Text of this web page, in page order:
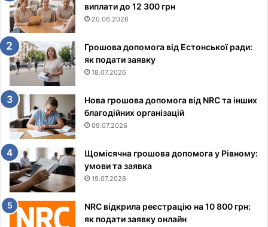
виплати до 12 300 грн
20.06.2026
Грошова допомога від Естонської ради:
як подати заявку
18.07.2026
Нова грошова допомога від NRC та інших
благодійних організацій
09.07.2026
Щомісячна грошова допомога у Рівному:
умови та заявка
19.07.2026
NRC відкрила реєстрацію на 10 800 грн:
як подати заявку онлайн